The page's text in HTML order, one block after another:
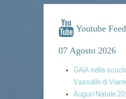
Youtube
07 Agosto 2026
GAIA nella
Vassalle di
Auguri Natale